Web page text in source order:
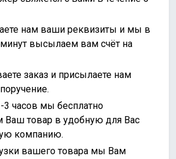
нам ваши реквизиты и мы в
минут высылаем вам счёт на
заказ и присылаете нам
3 часов мы бесплатно
Ваш товар в удобную для Вас
компанию.
вашего товара мы Вам